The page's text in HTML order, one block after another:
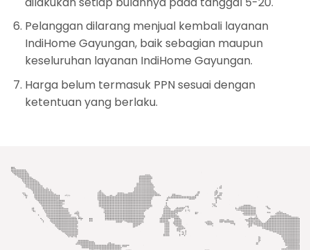
Pelanggan dilarang menjual kembali layanan
IndiHome Gayungan, baik sebagian maupun
keseluruhan layanan IndiHome Gayungan.
Harga belum termasuk PPN sesuai dengan
ketentuan yang berlaku.